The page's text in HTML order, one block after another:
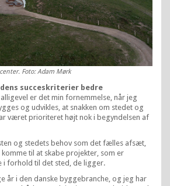
Foto: Adam Mørk
succeskriterier bedre
er det min fornemmelse, når jeg
og udvikles, at snakken om stedet og
været prioriteret højt nok i begyndelsen af
og stedets behov som det fælles afsæt,
til at skabe projekter, som er
i forhold til det sted, de ligger.
år i den danske byggebranche, og jeg har